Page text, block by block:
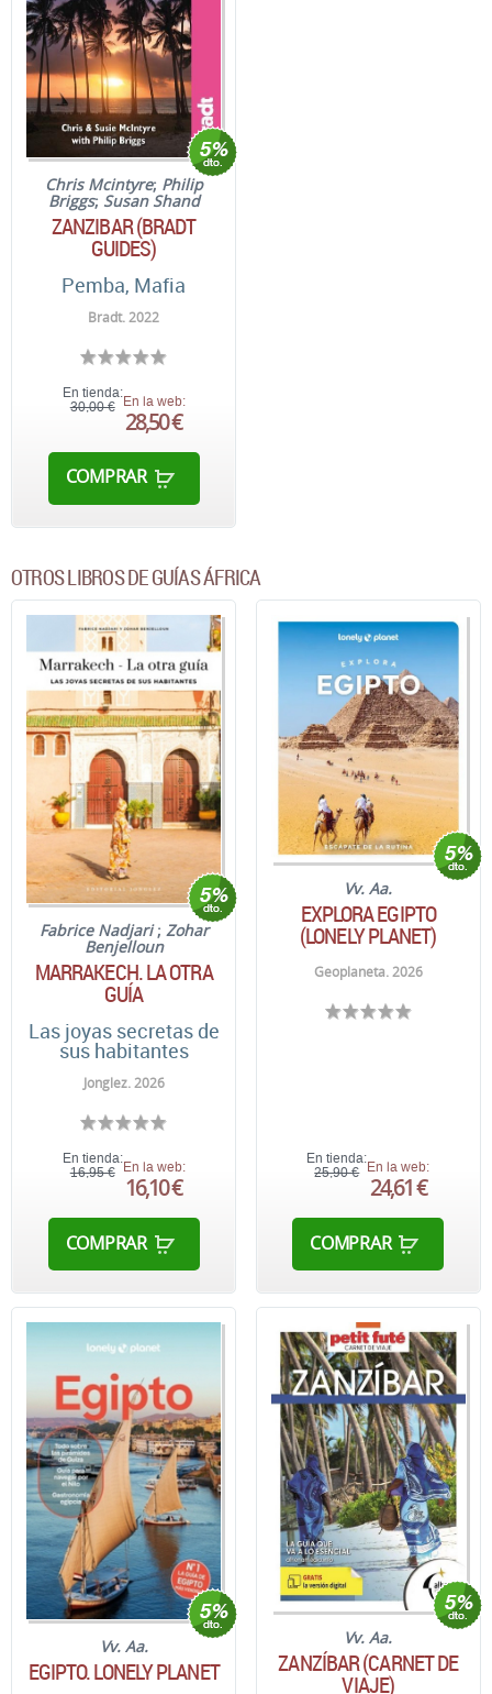
Chris Mcintyre; Philip
Briggs; Susan Shand
ZANZIBAR (BRADT
GUIDES)
Pemba, Mafia
Bradt. 2022
En tienda:
30,00 € En la web:
28,50 €
COMPRAR
OTROS LIBROS DE GUÍAS ÁFRICA
Fabrice Nadjari; Zohar
Benjelloun
MARRAKECH. LA OTRA
GUÍA
Las joyas secretas de
sus habitantes
Jonglez. 2026
En tienda:
16,95 € En la web:
16,10 €
COMPRAR
Vv. Aa.
EXPLORA EGIPTO
(LONELY PLANET)
Geoplaneta. 2026
En tienda:
25,90 €
En la web:
24,61 €
COMPRAR
Vv. Aa.
EGIPTO. LONELY PLANET
Vv. Aa.
ZANZÍBAR (CARNET DE
VIAJE)